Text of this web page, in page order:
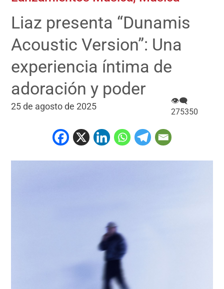
Liaz presenta “Dunamis
Acoustic Version”: Una
experiencia íntima de
adoración y poder
25 de agosto de 2025
👁‍🗨
275350